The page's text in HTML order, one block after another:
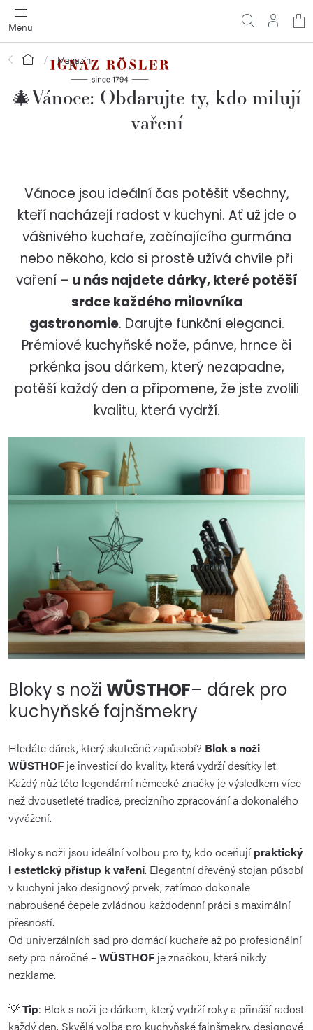
Přejít
na
obsah
Domů Magazín
🎄Vánoce: Obdarujte ty, kdo milují
vaření
Vánoce jsou ideální čas potěšit všechny,
kteří nacházejí radost v kuchyni. Ať už jde o
vášnivého kuchaře, začínajícího gurmána
nebo někoho, kdo si prostě užívá chvíle při
vaření – u nás najdete dárky, které potěší
srdce každého milovníka
gastronomie. Darujte funkční eleganci.
Prémiové kuchyňské nože, pánve, hrnce či
prkénka jsou dárkem, který nezapadne,
potěší každý den a připomene, že jste zvolili
kvalitu, která vydrží.
Bloky s noži WÜSTHOF– dárek pro
kuchyňské fajnšmekry
Hledáte dárek, který skutečně zapůsobí? Blok s noži
WÜSTHOF je investicí do kvality, která vydrží desítky let.
Každý nůž této legendární německé značky je výsledkem více
než dvousetleté tradice, precizního zpracování a dokonalého
vyvážení.
Bloky s noži jsou ideální volbou pro ty, kdo oceňujípraktický
i estetický přístup k vaření. Elegantní dřevěný stojan působí
v kuchyni jako designový prvek, zatímco dokonale
nabroušené čepele zvládnou každodenní práci s maximální
přesností.
Od univerzálních sad pro domácí kuchaře až po profesionální
sety pro náročné –WÜSTHOF je značkou, která nikdy
nezklame.
💡Tip: Blok s noži je dárkem, který vydrží roky a přináší radost
každý den. Skvělá volba pro kuchyňské fajnšmekry, designové